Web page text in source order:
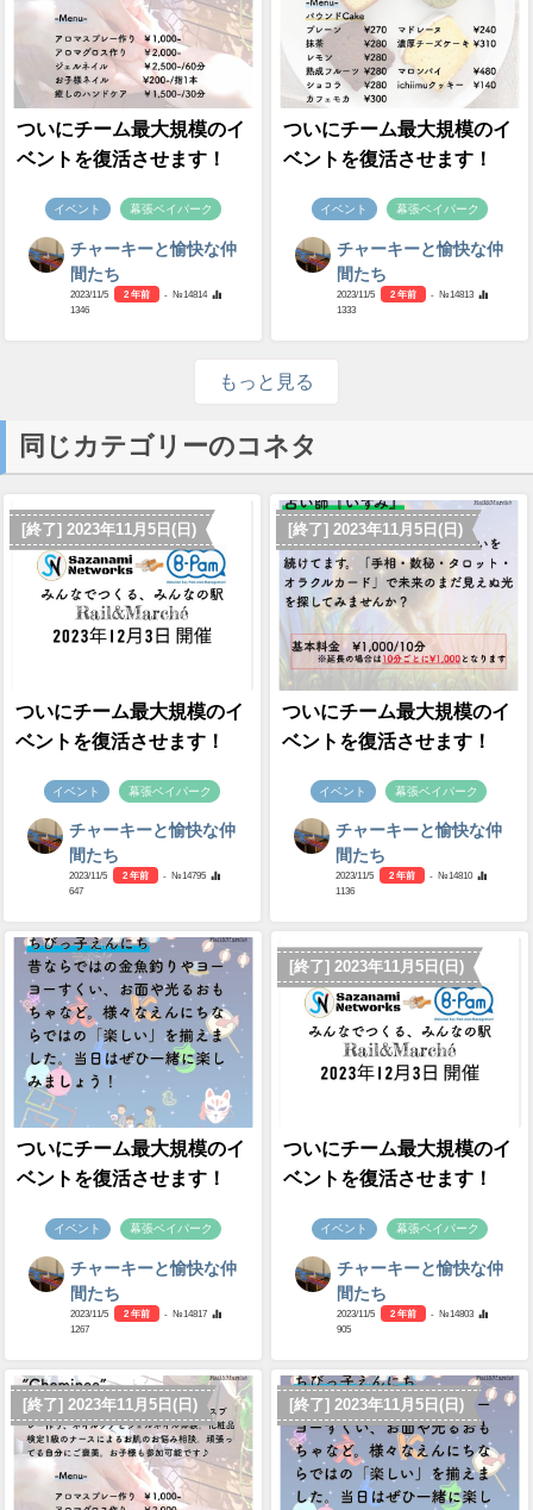
ついにチーム最大規模のイ
ベントを復活させます！
イベント 幕張ベイパーク
チャーキーと愉快な仲
間たち
2023/11/5 2 年前
- №14814
1346
ついにチーム最大規模のイ
ベントを復活させます！
イベント 幕張ベイパーク
チャーキーと愉快な仲
間たち
2023/11/5 2 年前
- №14813
1333
もっと見る
同じカテゴリーのコネタ
[終了] 2023年11月5日(日)
ついにチーム最大規模のイ
ベントを復活させます！
イベント 幕張ベイパーク
チャーキーと愉快な仲
間たち
2023/11/5 2 年前
- №14795
647
[終了] 2023年11月5日(日)
ついにチーム最大規模のイ
ベントを復活させます！
イベント 幕張ベイパーク
チャーキーと愉快な仲
間たち
2023/11/5 2 年前
- №14810
1136
ついにチーム最大規模のイ
ベントを復活させます！
イベント 幕張ベイパーク
チャーキーと愉快な仲
間たち
2023/11/5 2 年前
- №14817
1267
[終了] 2023年11月5日(日)
ついにチーム最大規模のイ
ベントを復活させます！
イベント 幕張ベイパーク
チャーキーと愉快な仲
間たち
2023/11/5 2 年前
- №14803
905
[終了] 2023年11月5日(日) [終了] 2023年11月5日(日)